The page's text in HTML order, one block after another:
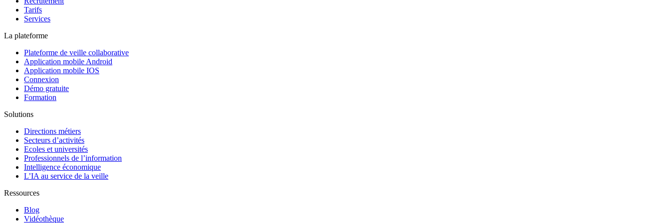
Tarifs
Services
La plateforme
Plateforme de veille collaborative
Application mobile Android
Application mobile IOS
Connexion
Démo gratuite
Formation
Solutions
Directions métiers
Secteurs d’activités
Ecoles et universités
Professionnels de l’information
Intelligence économique
L’IA au service de la veille
Ressources
Blog
Vidéothèque